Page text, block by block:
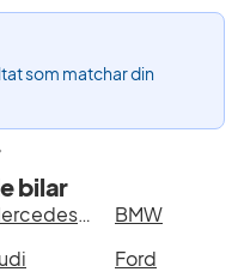
som matchar din
bilar
Mercedes-Benz
BMW
Ford